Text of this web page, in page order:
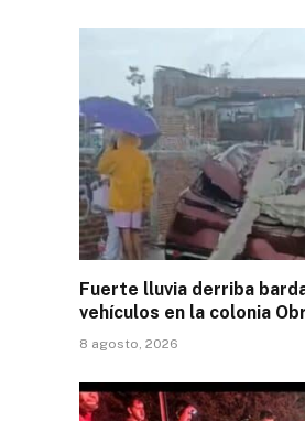
Fuerte lluvia derriba
vehículos en la colonia
8 agosto, 2026